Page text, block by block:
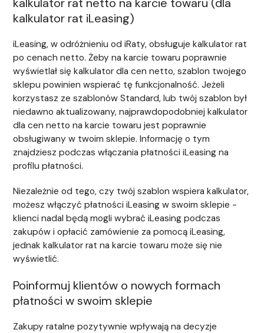
kalkulator rat iLeasing)
iLeasing, w odróżnieniu od iRaty, obsługuje kalkulator rat
po cenach netto. Żeby na karcie towaru poprawnie
wyświetlał się kalkulator dla cen netto, szablon twojego
sklepu powinien wspierać tę funkcjonalność. Jeżeli
korzystasz ze szablonów Standard, lub twój szablon był
niedawno aktualizowany, najprawdopodobniej kalkulator
dla cen netto na karcie towaru jest poprawnie
obsługiwany w twoim sklepie. Informację o tym
znajdziesz podczas włączania płatności iLeasing na
profilu płatności.
Niezależnie od tego, czy twój szablon wspiera kalkulator,
możesz włączyć płatności iLeasing w swoim sklepie -
klienci nadal będą mogli wybrać iLeasing podczas
zakupów i opłacić zamówienie za pomocą iLeasing,
jednak kalkulator rat na karcie towaru może się nie
wyświetlić.
Poinformuj klientów o nowych formach
płatności w swoim sklepie
Zakupy ratalne pozytywnie wpływają na decyzje